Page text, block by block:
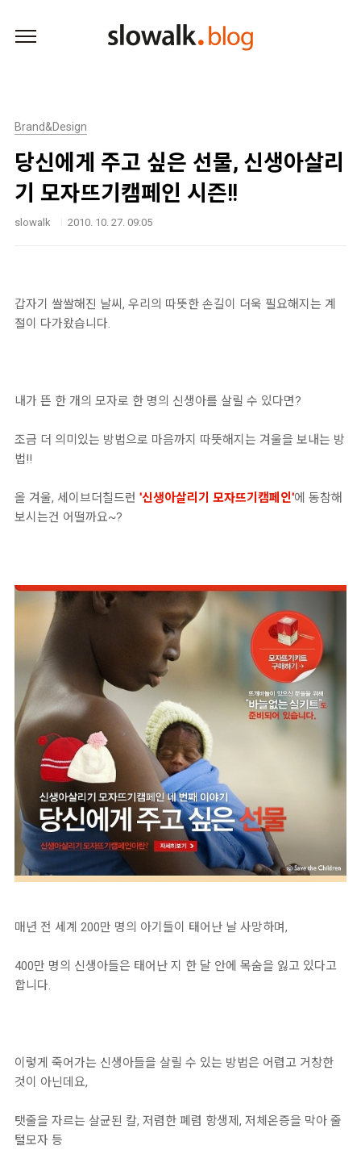
Brand&Design
당신에게 주고 싶은 선물, 신생아살리
기 모자뜨기캠페인 시즌!!
slowalk 2010. 10. 27. 09:05
갑자기 쌀쌀해진 날씨, 우리의 따뜻한 손길이 더욱 필요해지는 계
절이 다가왔습니다.
내가 뜬 한 개의 모자로 한 명의 신생아를 살릴 수 있다면?
조금 더 의미있는 방법으로 마음까지 따뜻해지는 겨울을 보내는 방
법!!
올 겨울, 세이브더칠드런 '신생아살리기 모자뜨기캠페인'에 동참해
보시는건 어떨까요~?
매년 전 세계 200만 명의 아기들이 태어난 날 사망하며,
400만 명의 신생아들은 태어난 지 한 달 안에 목숨을 잃고 있다고
합니다.
이렇게 죽어가는 신생아들을 살릴 수 있는 방법은 어렵고 거창한
것이 아닌데요,
탯줄을 자르는 살균된 칼, 저렴한 폐렴 항생제, 저체온증을 막아 줄
털모자 등